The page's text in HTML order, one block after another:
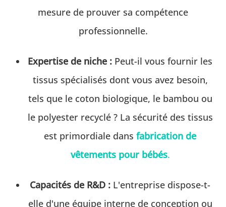
mesure de prouver sa compétence
professionnelle.
Expertise de niche : Peut-il vous fournir les
tissus spécialisés dont vous avez besoin,
tels que le coton biologique, le bambou ou
le polyester recyclé ? La sécurité des tissus
est primordiale dansfabrication de
vêtements pour bébés.
Capacités de R&D : L'entreprise dispose-t-
elle d'une équipe interne de conception ou